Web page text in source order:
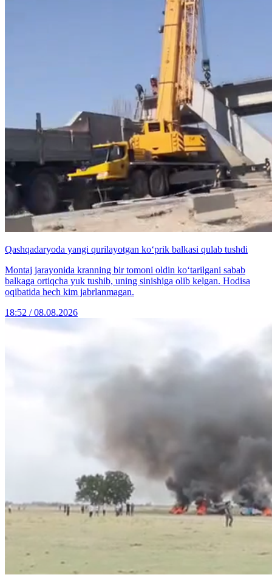
Qashqadaryoda yangi qurilayotgan ko‘prik balkasi qulab tushdi
Montaj jarayonida kranning bir tomoni oldin ko‘tarilgani sabab
balkaga ortiqcha yuk tushib, uning sinishiga olib kelgan. Hodisa
oqibatida hech kim jabrlanmagan.
18:52 / 08.08.2026